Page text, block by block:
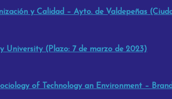
y Calidad – Ayto. de Valdepeñas
University (Plazo: 7 de marzo de 2023)
of Technology an Environment –